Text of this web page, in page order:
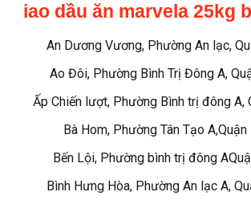
iao dầu ăn marvela 25kg
An Dương Vương, Phường An lạc,
Ao Đôi, Phường Bình Trị Đông A,
Ấp Chiến lượt, Phường Bình trị đông A,
Bà Hom, Phường Tân Tạo A,Quận
Bến Lội, Phường bình trị đông
Bình Hưng Hòa, Phường An lạc A,